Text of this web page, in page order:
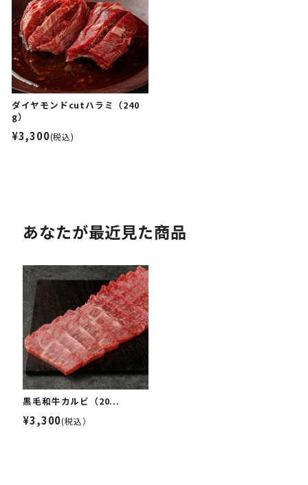
ダイヤモンドcutハラミ（240
g）
¥3,300(税込)
あなたが最近見た商品
黒毛和牛カルビ（20...
¥3,300(税込）